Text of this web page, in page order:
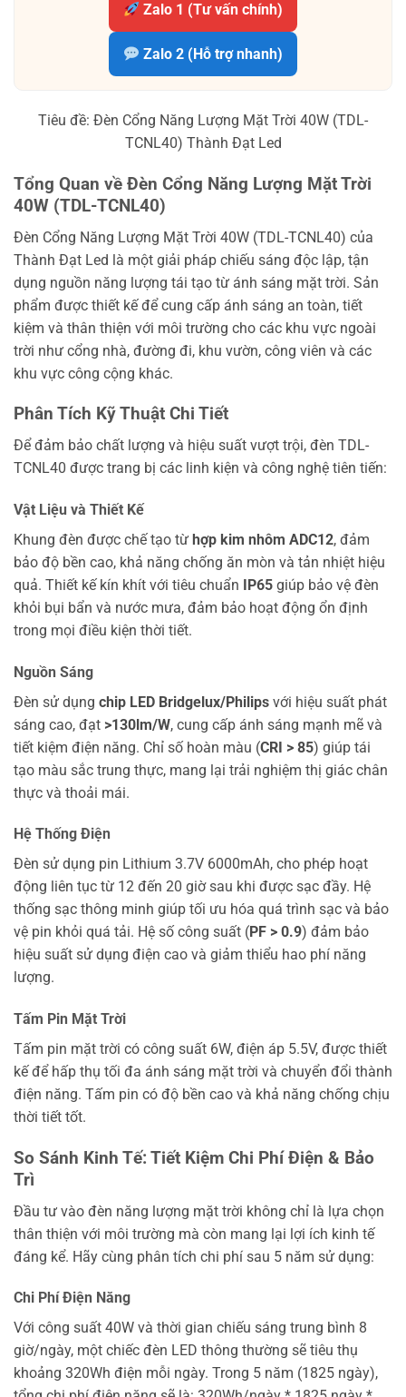
Zalo 1 (Tư vấn chính)
Zalo 2 (Hỗ trợ nhanh)
Tiêu đề: Đèn Cổng Năng Lượng Mặt Trời 40W (TDL-
TCNL40) Thành Đạt Led
Tổng Quan về Đèn Cổng Năng Lượng Mặt Trời
40W (TDL-TCNL40)
Đèn Cổng Năng Lượng Mặt Trời 40W (TDL-TCNL40) của
Thành Đạt Led là một giải pháp chiếu sáng độc lập, tận
dụng nguồn năng lượng tái tạo từ ánh sáng mặt trời. Sản
phẩm được thiết kế để cung cấp ánh sáng an toàn, tiết
kiệm và thân thiện với môi trường cho các khu vực ngoài
trời như cổng nhà, đường đi, khu vườn, công viên và các
khu vực công cộng khác.
Phân Tích Kỹ Thuật Chi Tiết
Để đảm bảo chất lượng và hiệu suất vượt trội, đèn TDL-
TCNL40 được trang bị các linh kiện và công nghệ tiên tiến:
Vật Liệu và Thiết Kế
Khung đèn được chế tạo từ hợp kim nhôm ADC12, đảm
bảo độ bền cao, khả năng chống ăn mòn và tản nhiệt hiệu
quả. Thiết kế kín khít với tiêu chuẩn IP65 giúp bảo vệ đèn
khỏi bụi bẩn và nước mưa, đảm bảo hoạt động ổn định
trong mọi điều kiện thời tiết.
Nguồn Sáng
Đèn sử dụng chip LED Bridgelux/Philips với hiệu suất phát
sáng cao, đạt >130lm/W, cung cấp ánh sáng mạnh mẽ và
tiết kiệm điện năng. Chỉ số hoàn màu (CRI > 85) giúp tái
tạo màu sắc trung thực, mang lại trải nghiệm thị giác chân
thực và thoải mái.
Hệ Thống Điện
Đèn sử dụng pin Lithium 3.7V 6000mAh, cho phép hoạt
động liên tục từ 12 đến 20 giờ sau khi được sạc đầy. Hệ
thống sạc thông minh giúp tối ưu hóa quá trình sạc và bảo
vệ pin khỏi quá tải. Hệ số công suất (PF > 0.9) đảm bảo
hiệu suất sử dụng điện cao và giảm thiểu hao phí năng
lượng.
Tấm Pin Mặt Trời
Tấm pin mặt trời có công suất 6W, điện áp 5.5V, được thiết
kế để hấp thụ tối đa ánh sáng mặt trời và chuyển đổi thành
điện năng. Tấm pin có độ bền cao và khả năng chống chịu
thời tiết tốt.
So Sánh Kinh Tế: Tiết Kiệm Chi Phí Điện & Bảo
Trì
Đầu tư vào đèn năng lượng mặt trời không chỉ là lựa chọn
thân thiện với môi trường mà còn mang lại lợi ích kinh tế
đáng kể. Hãy cùng phân tích chi phí sau 5 năm sử dụng:
Chi Phí Điện Năng
Với công suất 40W và thời gian chiếu sáng trung bình 8
giờ/ngày, một chiếc đèn LED thông thường sẽ tiêu thụ
khoảng 320Wh điện mỗi ngày. Trong 5 năm (1825 ngày),